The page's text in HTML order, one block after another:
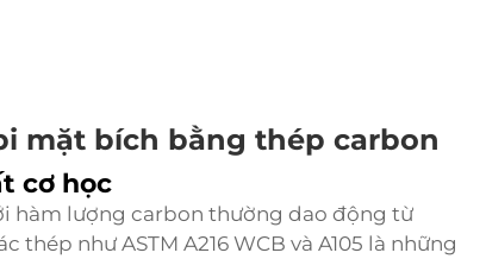
mặt bích bằng thép carbon
cơ học
hàm lượng carbon thường dao động từ
thép như ASTM A216 WCB và A105 là những